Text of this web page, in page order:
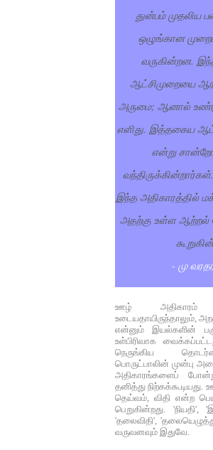
துன்பம் முதலிய
ஒழுங்கான
வருகின்றன.
ஆட்சிமுறையை
அருமை; ஆனால்
எளிது. இத்தகைய
என்று
இந்த அதிகாரத்தில்
அதற்கு உள்ள ஆற்றல்
- மு
ஊழ் அதிகாரம்
உடையதாயிருந்தாலும்,
என்னும் இயல்களின்
உள்பிரிவாக
நெருங்கிய
பொருட்பாலின் முன்பு
அதிகாரங்களைப்
தனித்து
தெய்வம், விதி என்ற
பெறுகின்றது. 'நியதி',
'தலைவிதி',
வருவனவும் இதுவே.